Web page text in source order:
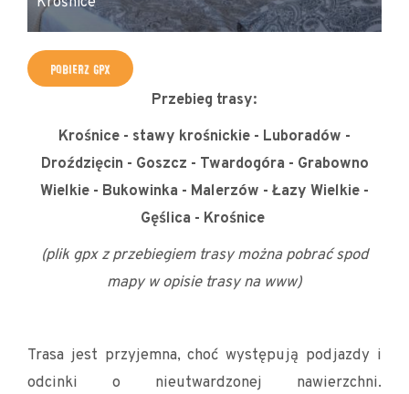
POBIERZ GPX
Przebieg trasy:
Krośnice - stawy krośnickie - Luboradów -
Droździęcin - Goszcz - Twardogóra - Grabowno
Wielkie - Bukowinka - Malerzów - Łazy Wielkie -
Gęślica - Krośnice
(plik gpx z przebiegiem trasy można pobrać spod
mapy w opisie trasy na www)
Trasa jest przyjemna, choć występują podjazdy i
odcinki o nieutwardzonej nawierzchni.